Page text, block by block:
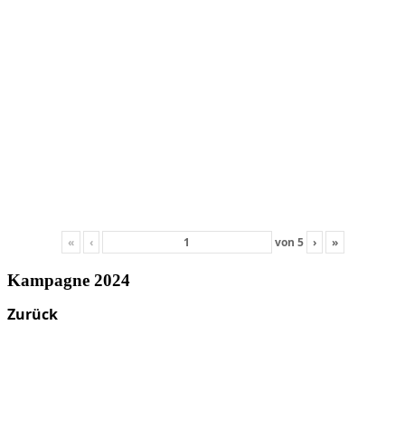
« ‹ von 5 › »
Kampagne 2024
Zurück